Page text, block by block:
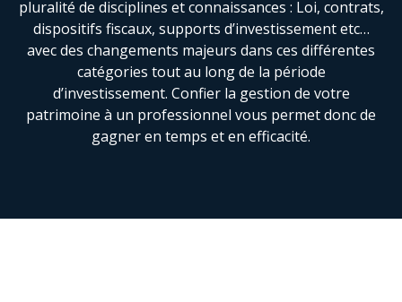
pluralité de disciplines et connaissances : Loi, contrats,
dispositifs fiscaux, supports d’investissement etc…
avec des changements majeurs dans ces différentes
catégories tout au long de la période
d’investissement. Confier la gestion de votre
patrimoine à un professionnel vous permet donc de
gagner en temps et en efficacité.